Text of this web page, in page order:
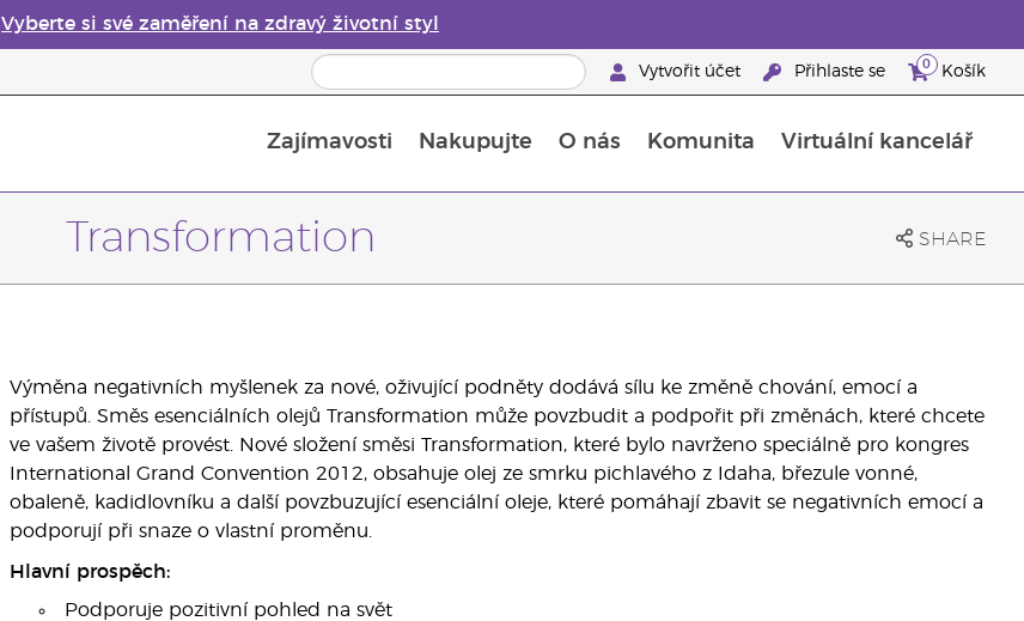
Vyberte si své zaměření na zdravý životní styl
Vytvořit účet Přihlaste se 0 Košík
Zajímavosti Nakupujte O nás Komunita Virtuální kancelář
Transformation SHARE
Výměna negativních myšlenek za nové, oživující podněty dodává sílu ke změně chování, emocí a
přístupů. Směs esenciálních olejů Transformation může povzbudit a podpořit při změnách, které chcete
ve vašem životě provést. Nové složení směsi Transformation, které bylo navrženo speciálně pro kongres
International Grand Convention 2012, obsahuje olej ze smrku pichlavého z Idaha, březule vonné,
obaleně, kadidlovníku a další povzbuzující esenciální oleje, které pomáhají zbavit se negativních emocí a
podporují při snaze o vlastní proměnu.
Hlavní prospěch:
Podporuje pozitivní pohled na svět